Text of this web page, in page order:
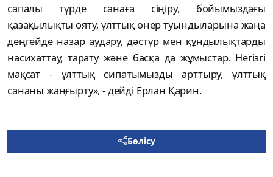
сапалы түрде санаға сіңіру, бойымыздағы
қазақылықты ояту, ұлттық өнер туындыларына жаңа
деңгейде назар аудару, дәстүр мен құндылықтарды
насихаттау, тарату және басқа да жұмыстар. Негізгі
мақсат - ұлттық сипатымызды арттыру, ұлттық
сананы жаңғырту», - дейді Ерлан Қарин.
Бөлісу